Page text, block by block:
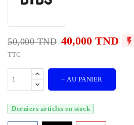
50,000 TND 40,000 TND 
TTC
+ AU PANIER
Derniers articles en stock